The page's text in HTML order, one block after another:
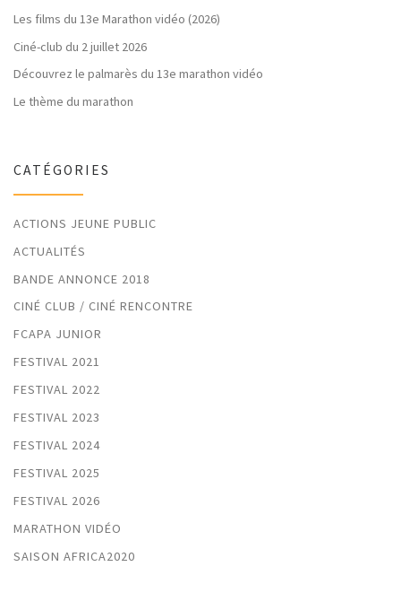
Les films du 13e Marathon vidéo (2026)
Ciné-club du 2 juillet 2026
Découvrez le palmarès du 13e marathon vidéo
Le thème du marathon
CATÉGORIES
ACTIONS JEUNE PUBLIC
ACTUALITÉS
BANDE ANNONCE 2018
CINÉ CLUB / CINÉ RENCONTRE
FCAPA JUNIOR
FESTIVAL 2021
FESTIVAL 2022
FESTIVAL 2023
FESTIVAL 2024
FESTIVAL 2025
FESTIVAL 2026
MARATHON VIDÉO
SAISON AFRICA2020